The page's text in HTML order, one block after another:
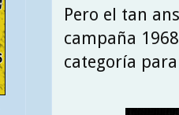
Pero el tan
campaña
categoría